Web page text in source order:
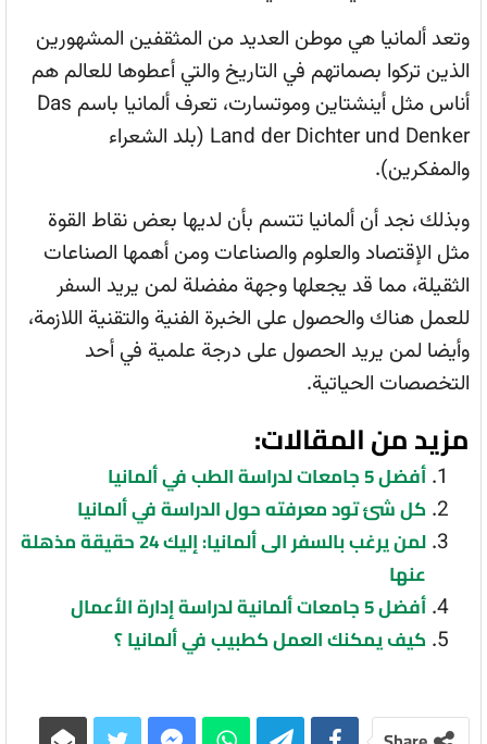
وتعد ألمانيا هي موطن العديد من المثقفين المشهورين
الذين تركوا بصماتهم في التاريخ والتي أعطوها للعالم هم
أناس مثل أينشتاين وموتسارت، تعرف ألمانيا باسم Das
Land der Dichter und Denker (بلد الشعراء
والمفكرين).
وبذلك نجد أن ألمانيا تتسم بأن لديها بعض نقاط القوة
مثل الإقتصاد والعلوم والصناعات ومن أهمها الصناعات
الثقيلة، مما قد يجعلها وجهة مفضلة لمن يريد السفر
للعمل هناك والحصول على الخبرة الفنية والتقنية اللازمة،
وأيضا لمن يريد الحصول على درجة علمية في أحد
التخصصات الحياتية.
مزيد من المقالات:
أفضل 5 جامعات لدراسة الطب في ألمانيا
كل شئ تود معرفته حول الدراسة في ألمانيا
لمن يرغب بالسفر الى ألمانيا: إليك 24 حقيقة مذهلة
عنها
أفضل 5 جامعات ألمانية لدراسة إدارة الأعمال
كيف يمكنك العمل كطبيب في ألمانيا ؟